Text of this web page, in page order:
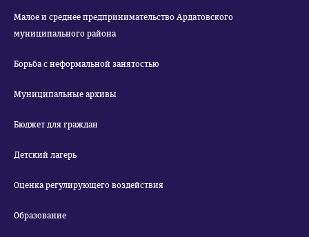
Малое и среднее предпринимательство Ардатовского
муниципального района
Борьба с неформальной занятостью
Муниципальные архивы
Бюджет для граждан
Детский лагерь
Оценка регулирующего воздействия
Образование